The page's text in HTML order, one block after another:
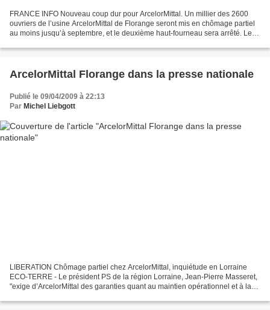
FRANCE INFO Nouveau coup dur pour ArcelorMittal. Un millier des 2600
ouvriers de l’usine ArcelorMittal de Florange seront mis en chômage partiel
au moins jusqu’à septembre, et le deuxième haut-fourneau sera arrêté. Le
ArcelorMittal Florange dans la presse nationale
Publié le 09/04/2009 à 22:13
Par Michel Liebgott
LIBERATION Chômage partiel chez ArcelorMittal, inquiétude en Lorraine
ECO-TERRE - Le président PS de la région Lorraine, Jean-Pierre Masseret,
"exige d’ArcelorMittal des garanties quant au maintien opérationnel et à la